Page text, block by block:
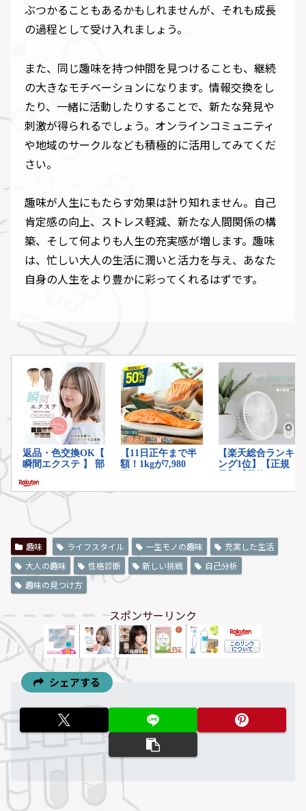
ぶつかることもあるかもしれませんが、それも成長
の過程として受け入れましょう。
また、同じ趣味を持つ仲間を見つけることも、継続
の大きなモチベーションになります。情報交換をし
たり、一緒に活動したりすることで、新たな発見や
刺激が得られるでしょう。オンラインコミュニティ
や地域のサークルなども積極的に活用してみてくだ
さい。
趣味が人生にもたらす効果は計り知れません。自己
肯定感の向上、ストレス軽減、新たな人間関係の構
築、そして何よりも人生の充実感が増します。趣味
は、忙しい大人の生活に潤いと活力を与え、あなた
自身の人生をより豊かに彩ってくれるはずです。
趣味 ライフスタイル 一生モノの趣味
充実した生活
大人の趣味
性格診断 新しい挑戦
自己分析
趣味の見つけ方
スポンサーリンク
シェアする